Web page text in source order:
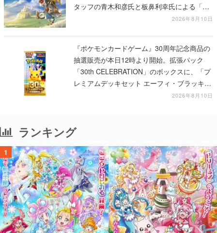
タッフの青木和彦氏と板鼻利幸氏による「ビ
2026年8月10日
『ポケモンカードゲーム』30周年記念商品の
抽選販売が本日12時より開始。拡張パック
「30th CELEBRATION」のボックスに、「プ
レミアムデッキセット エーフィ・ブラッキ
ー」「FUTURISTIC BOX」の計3商品2026年8月10日
ランキング
1